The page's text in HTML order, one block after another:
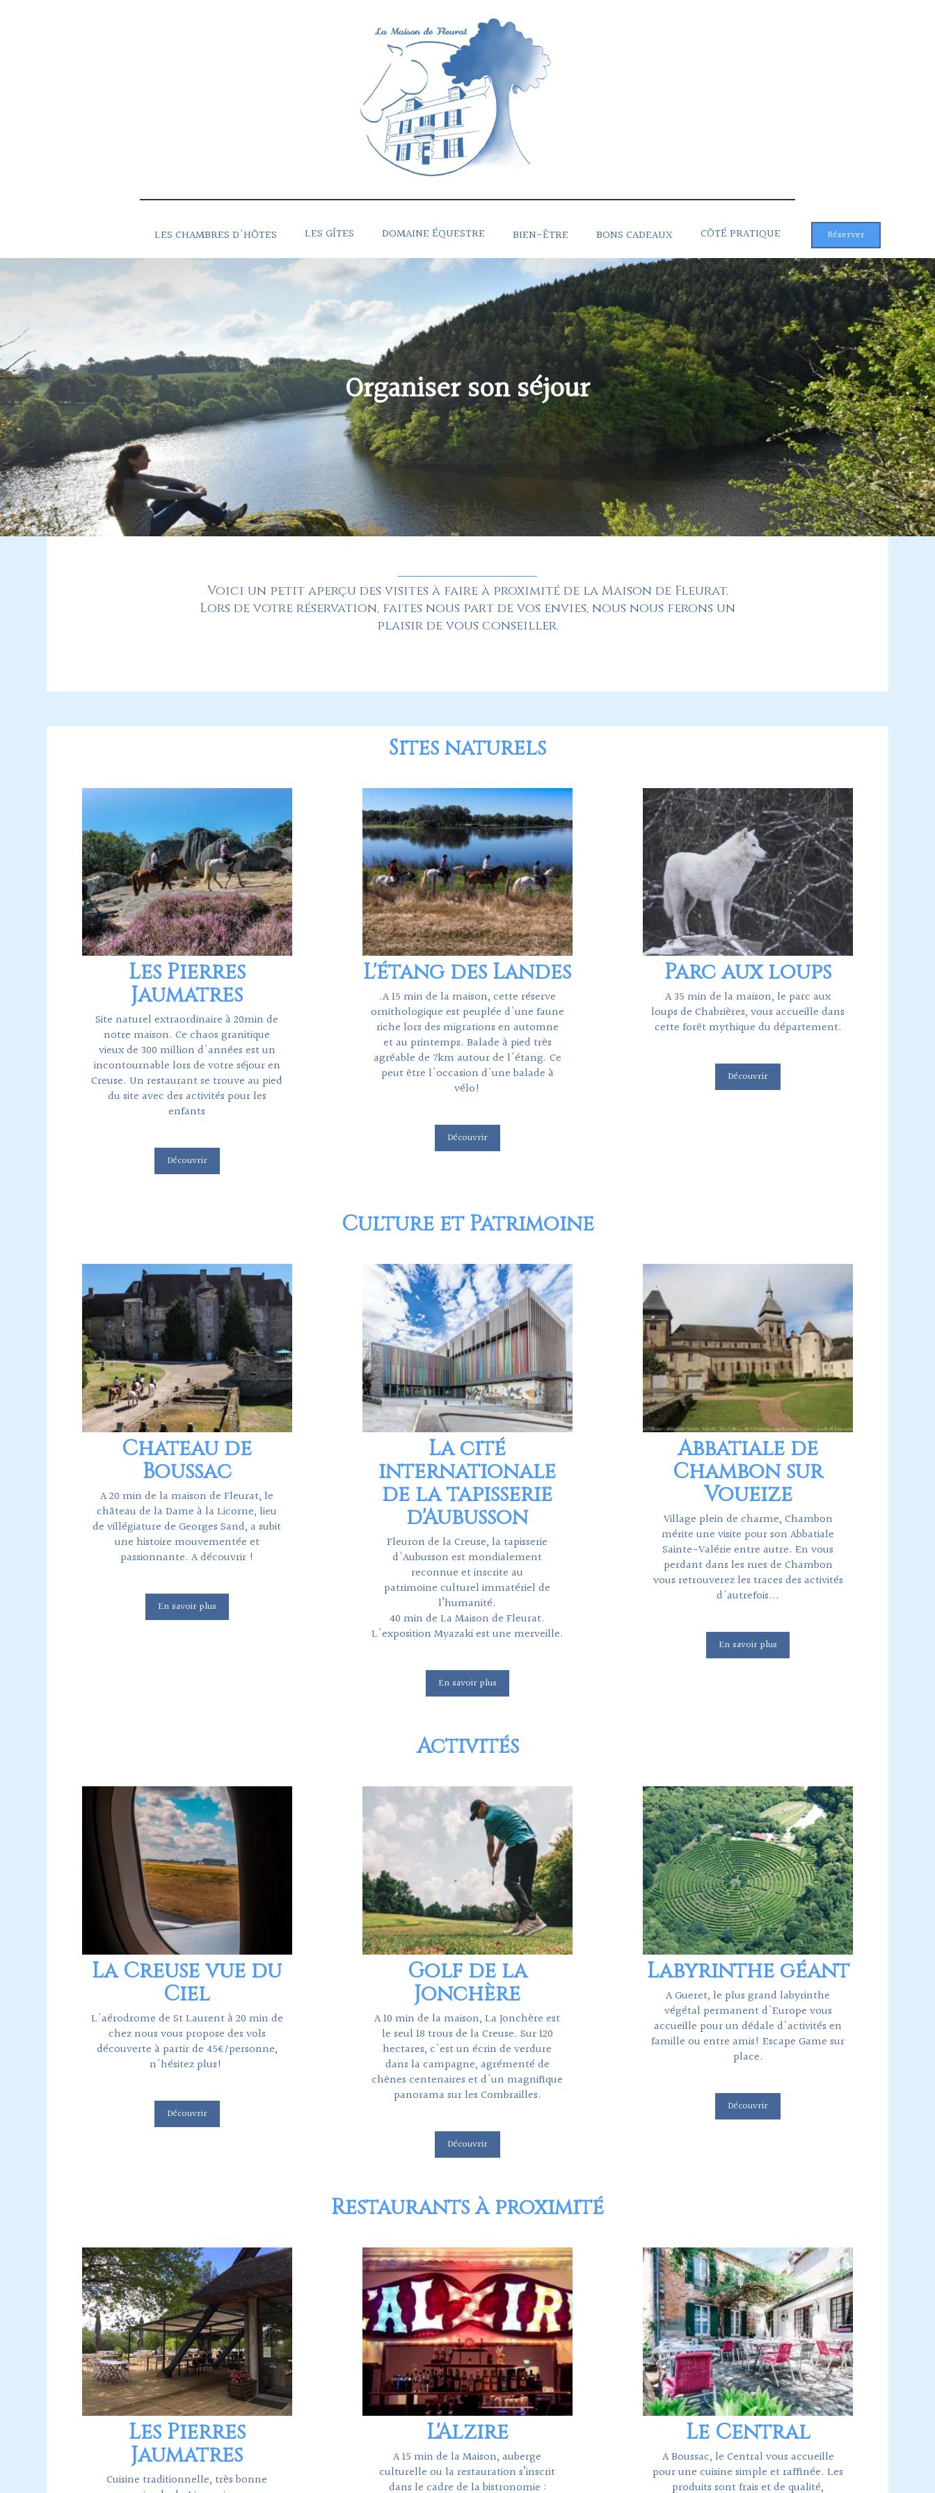
LES CHAMBRES D'HÔTES LES GÎTES DOMAINE ÉQUESTRE BIEN-ÊTRE BONS CADEAUX CÔTÉ PRATIQUE Réserver
Organiser son séjour
Voici un petit aperçu des visites à faire à proximité de la Maison de Fleurat.
Lors de votre réservation, faites nous part de vos envies, nous nous ferons un
plaisir de vous conseiller.
Sites naturels
Les Pierres
Jaumâtres
Site naturel extraordinaire à 20min de
notre maison. Ce chaos granitique
vieux de 300 million d'années est un
incontournable lors de votre séjour en
Creuse. Un restaurant se trouve au pied
du site avec des activités pour les
enfants
Découvrir
L'étang des Landes
.A 15 min de la maison, cette réserve
ornithologique est peuplée d'une faune
riche lors des migrations en automne
et au printemps. Balade à pied très
agréable de 7km autour de l'étang. Ce
peut être l'occasion d'une balade à
vélo!
Découvrir
Parc aux loups
A 35 min de la maison, le parc aux
loups de Chabrières, vous accueille dans
cette forêt mythique du département.
Découvrir
Culture et Patrimoine
Château de
Boussac
A 20 min de la maison de Fleurat, le
château de la Dame à la Licorne, lieu
de villégiature de Georges Sand, a subit
une histoire mouvementée et
passionnante. A découvrir !
En savoir plus
La cité
internationale
de la tapisserie
d'Aubusson
Fleuron de la Creuse, la tapisserie
d'Aubusson est mondialement
reconnue et inscrite au
patrimoine culturel immatériel de
l’humanité.
40 min de La Maison de Fleurat.
L'exposition Myazaki est une merveille.
En savoir plus
Abbatiale de
Chambon sur
Voueize
Village plein de charme, Chambon
mérite une visite pour son Abbatiale
Sainte-Valérie entre autre. En vous
perdant dans les rues de Chambon
vous retrouverez les traces des activités
d'autrefois...
En savoir plus
Activités
La Creuse vue du
Ciel
L'aérodrome de St Laurent à 20 min de
chez nous vous propose des vols
découverte à partir de 45€/personne,
n'hésitez plus!
Découvrir
Golf de la
Jonchère
A 10 min de la maison, La Jonchère est
le seul 18 trous de la Creuse. Sur 120
hectares, c'est un écrin de verdure
dans la campagne, agrémenté de
chênes centenaires et d'un magnifique
panorama sur les Combrailles.
Découvrir
Labyrinthe géant
A Gueret, le plus grand labyrinthe
végétal permanent d'Europe vous
accueille pour un dédale d'activités en
famille ou entre amis! Escape Game sur
place.
Découvrir
Restaurants à proximité
Les Pierres
Jaumâtres
Cuisine traditionnelle, très bonne
L'Alzire
A 15 min de la Maison, auberge
culturelle ou la restauration s’inscrit
dans le cadre de la bistronomie :
Le Central
A Boussac, le Central vous accueille
pour une cuisine simple et raffinée. Les
produits sont frais et de qualité,